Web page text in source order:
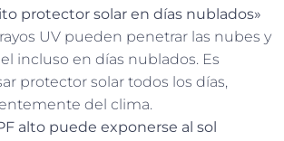
protector solar en días nublados»
rayos UV pueden penetrar las nubes y
incluso en días nublados. Es
protector solar todos los días,
del clima.
alto puede exponerse al sol